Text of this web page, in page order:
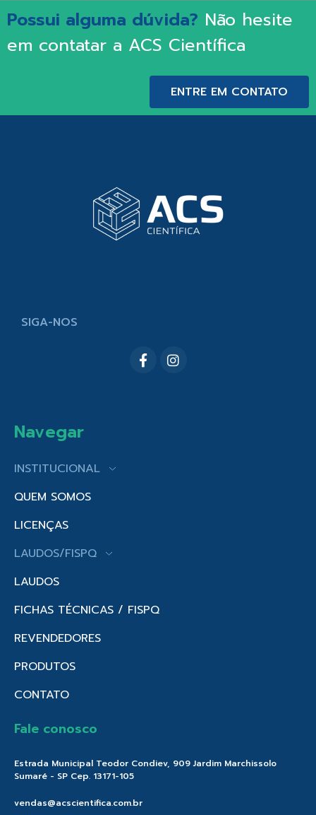
Possui alguma dúvida? Não hesite
em contatar a ACS Científica
ENTRE EM CONTATO
SIGA-NOS
Navegar
INSTITUCIONAL
QUEM SOMOS
LICENÇAS
LAUDOS/FISPQ
LAUDOS
FICHAS TÉCNICAS / FISPQ
REVENDEDORES
PRODUTOS
CONTATO
Fale conosco
Estrada Municipal Teodor Condiev, 909 Jardim Marchissolo
Sumaré - SP Cep. 13171-105
vendas@acscientifica.com.br